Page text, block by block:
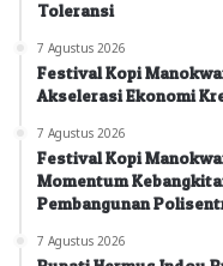
Toleransi
7 Agustus 2026
Festival Kopi
Akselerasi Ekonomi
7 Agustus 2026
Festival Kopi
Momentum
Pembangunan
7 Agustus 2026